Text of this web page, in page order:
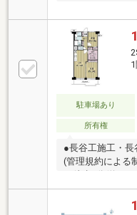
駐車場あり
所有権
●長谷工施工・
(管理規約による
1240m)・スギド
ブンイレブン東